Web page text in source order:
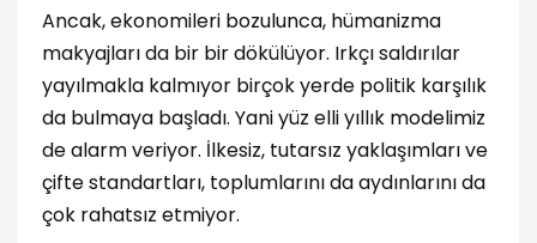
Ancak, ekonomileri bozulunca, hümanizma
makyajları da bir bir dökülüyor. Irkçı saldırılar
yayılmakla kalmıyor birçok yerde politik karşılık
da bulmaya başladı. Yani yüz elli yıllık modelimiz
de alarm veriyor. İlkesiz, tutarsız yaklaşımları ve
çifte standartları, toplumlarını da aydınlarını da
çok rahatsız etmiyor.